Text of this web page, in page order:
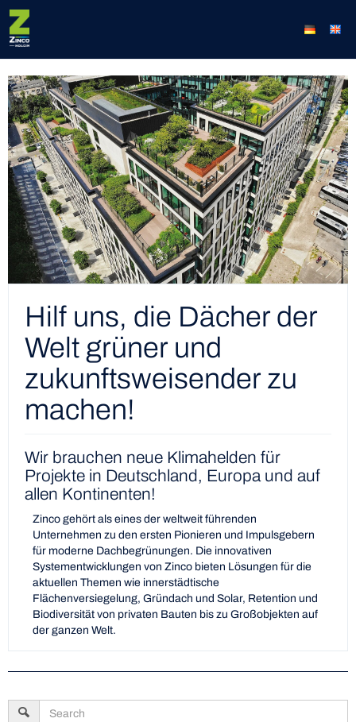
Hilf uns, die Dächer der
Welt grüner und
zukunftsweisender zu
machen!
Wir brauchen neue Klimahelden für
Projekte in Deutschland, Europa und auf
allen Kontinenten!
Zinco gehört als eines der weltweit führenden
Unternehmen zu den ersten Pionieren und Impulsgebern
für moderne Dachbegrünungen. Die innovativen
Systementwicklungen von Zinco bieten Lösungen für die
aktuellen Themen wie innerstädtische
Flächenversiegelung, Gründach und Solar, Retention und
Biodiversität von privaten Bauten bis zu Großobjekten auf
der ganzen Welt.